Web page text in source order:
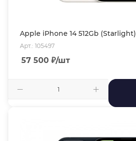
Apple iPhone 14 512Gb (Starlight)
Арт.: 105497
57 500 ₽/шт